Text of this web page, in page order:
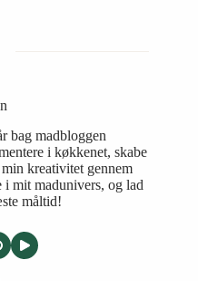
bag madbloggen
i køkkenet, skabe
kreativitet gennem
i mit madunivers, og lad
måltid!